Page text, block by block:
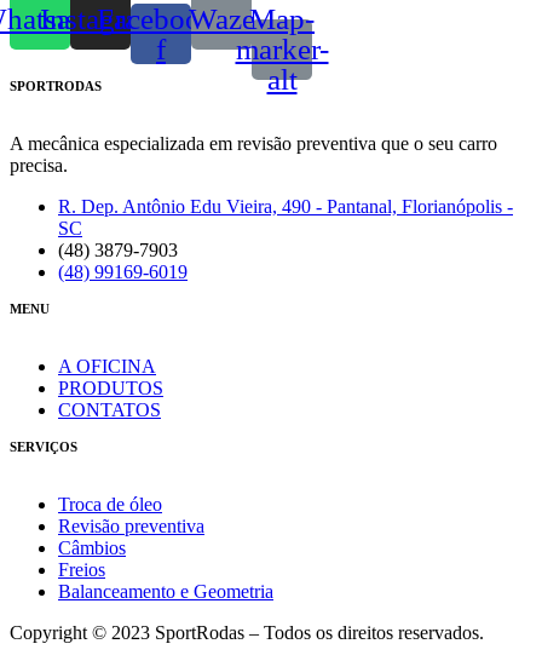
Instagram
Facebook-
f
WazeMap-
marker-
alt
SPORTRODAS
A mecânica especializada em revisão preventiva que o seu carro
precisa.
R. Dep. Antônio Edu Vieira, 490 - Pantanal, Florianópolis -
SC
(48) 3879-7903
(48) 99169-6019
MENU
A OFICINA
PRODUTOS
CONTATOS
SERVIÇOS
Troca de óleo
Revisão preventiva
Câmbios
Freios
Balanceamento e Geometria
Copyright © 2023 SportRodas – Todos os direitos reservados.